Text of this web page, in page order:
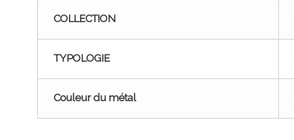
COLLECTION
TYPOLOGIE
Couleur du métal